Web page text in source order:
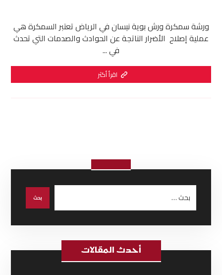
ورشة سمكرة ورش بوية نيسان في الرياض تعتبر السمكرة هي
عملية إصلاح الأضرار الناتجة عن الحوادث والصدمات التي تحدث
في ...
اقرأ أكثر
أحدث المقالات